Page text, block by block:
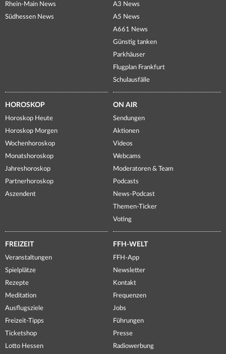
Rhein-Main News
Südhessen News
A3 News
A5 News
A661 News
Günstig tanken
Parkhäuser
Flugplan Frankfurt
Schulausfälle
HOROSKOP
Horoskop Heute
Horoskop Morgen
Wochenhoroskop
Monatshoroskop
Jahreshoroskop
Partnerhoroskop
Aszendent
ON AIR
Sendungen
Aktionen
Videos
Webcams
Moderatoren & Team
Podcasts
News-Podcast
Themen-Ticker
Voting
FREIZEIT
Veranstaltungen
Spielplätze
Rezepte
Meditation
Ausflugsziele
Freizeit-Tipps
Ticketshop
Lotto Hessen
FFH-WELT
FFH-App
Newsletter
Kontakt
Frequenzen
Jobs
Führungen
Presse
Radiowerbung